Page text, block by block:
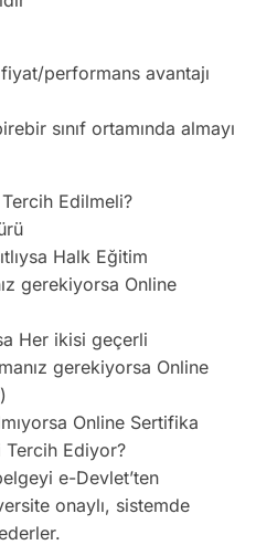
performans avantajı
sınıf ortamında almayı
Edilmeli?
Halk Eğitim
gerekiyorsa Online
Her ikisi geçerli
gerekiyorsa Online
Online Sertifika
Ediyor?
e-Devlet’ten
onaylı, sistemde